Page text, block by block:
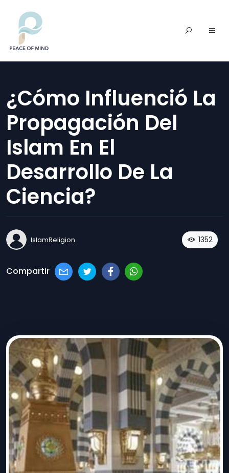
¿Cómo Influenció La
Propagación Del
Islam En El
Desarrollo De La
Ciencia?
IslamReligion 1352
Compartir